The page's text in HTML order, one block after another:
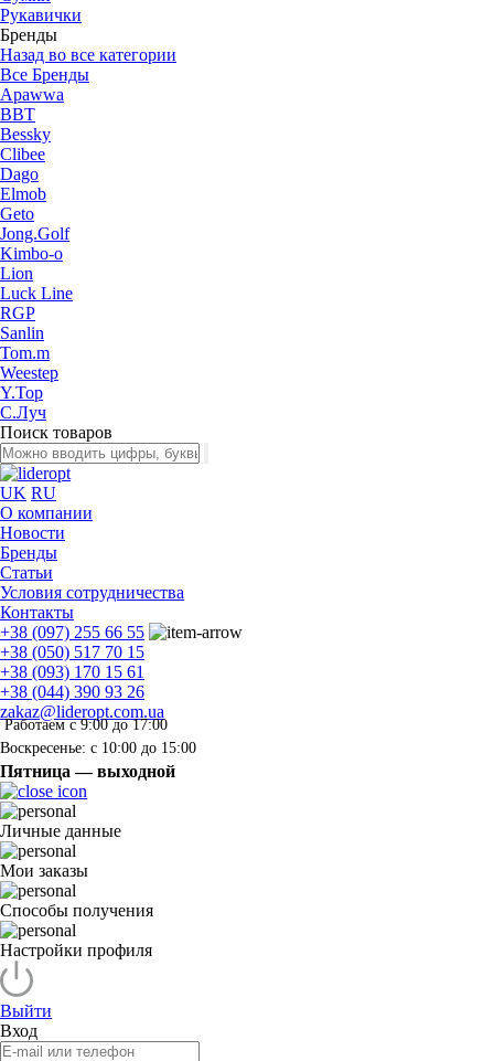
Рукавички
Бренды
Назад во все категории
Все Бренды
Apawwa
BBT
Bessky
Clibee
Dago
Elmob
Geto
Jong.Golf
Kimbo-o
Lion
Luck Line
RGP
Sanlin
Tom.m
Weestep
Y.Top
С.Луч
Поиск товаров
UK RU
О компании
Новости
Бренды
Статьи
Условия сотрудничества
Контакты
+38 (097) 255 66 55
+38 (050) 517 70 15
+38 (093) 170 15 61
+38 (044) 390 93 26
zakaz@lideropt.com.ua
Работаем с 9:00 до 17:00
Воскресенье: с 10:00 до 15:00
Пятница — выходной
Личные данные
Мои заказы
Способы получения
Настройки профиля
Выйти
Вход